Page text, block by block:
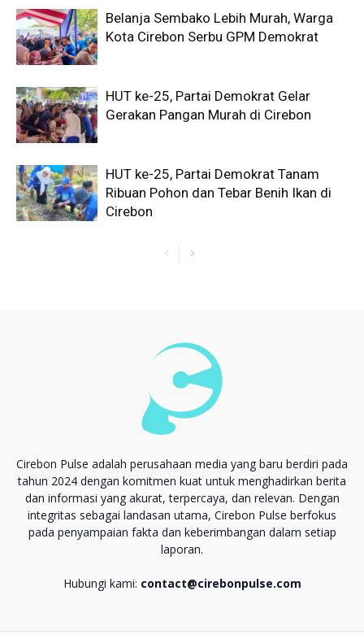
Belanja Sembako Lebih Murah, Warga
Kota Cirebon Serbu GPM Demokrat
HUT ke-25, Partai Demokrat Gelar
Gerakan Pangan Murah di Cirebon
HUT ke-25, Partai Demokrat Tanam
Ribuan Pohon dan Tebar Benih Ikan di
Cirebon
Cirebon Pulse adalah perusahaan media yang baru berdiri pada
tahun 2024 dengan komitmen kuat untuk menghadirkan berita
dan informasi yang akurat, terpercaya, dan relevan. Dengan
integritas sebagai landasan utama, Cirebon Pulse berfokus
pada penyampaian fakta dan keberimbangan dalam setiap
laporan.
Hubungi kami: contact@cirebonpulse.com